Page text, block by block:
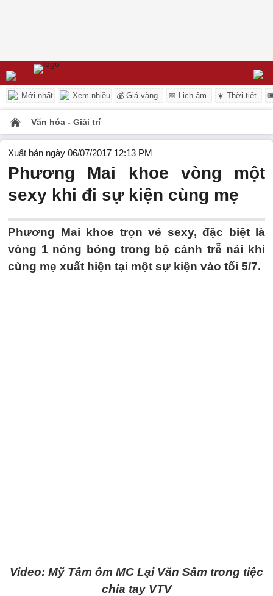
Mới nhất Xem nhiều 💰 Giá vàng 📅 Lịch âm ☀️ Thời tiết
Văn hóa - Giải trí
Xuất bản ngày 06/07/2017 12:13 PM
Phương Mai khoe vòng một
sexy khi đi sự kiện cùng mẹ
Phương Mai khoe trọn vẻ sexy, đặc biệt là
vòng 1 nóng bỏng trong bộ cánh trễ nải khi
cùng mẹ xuất hiện tại một sự kiện vào tối 5/7.
Video: Mỹ Tâm ôm MC Lại Văn Sâm trong tiệc
chia tay VTV